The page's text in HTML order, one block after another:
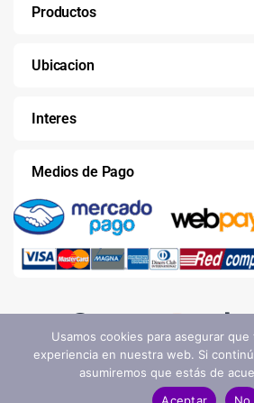
Productos
Ubicacion
Interes
Medios de Pago
Usamos cookies para asegurar
experiencia en nuestra web. Si
asumiremos que estás de
Aceptar
No